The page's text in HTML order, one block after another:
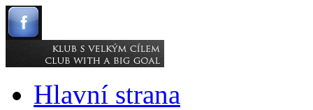
Hlavní strana